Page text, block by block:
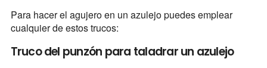
Para hacer el agujero en un azulejo puedes emplear
cualquier de estos trucos:
Truco del punzón para taladrar un azulejo